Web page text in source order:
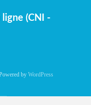
ligne (CNI -
Powered by WordPress